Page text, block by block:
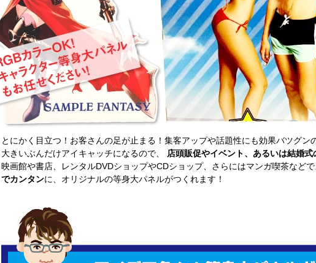
とにかく目立つ！お客さんの足が止まる！集客アップや話題性にも効果バツグン
大きいぶんだけアイキャッチになるので、
店頭販促やイベント、あるいは結婚
映画館や書店、レンタルDVDショップやCDショップ、さらにはマンガ喫茶など
でカンタンに、オリジナルの等身大パネルがつくれます！